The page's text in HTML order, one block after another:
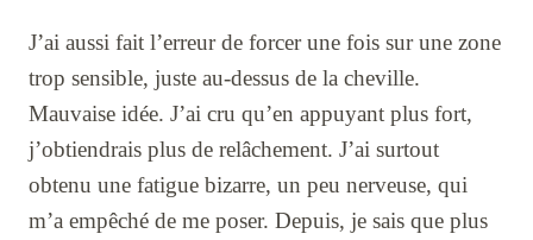
J’ai aussi fait l’erreur de forcer une fois sur une zone
trop sensible, juste au-dessus de la cheville.
Mauvaise idée. J’ai cru qu’en appuyant plus fort,
j’obtiendrais plus de relâchement. J’ai surtout
obtenu une fatigue bizarre, un peu nerveuse, qui
m’a empêché de me poser. Depuis, je sais que plus